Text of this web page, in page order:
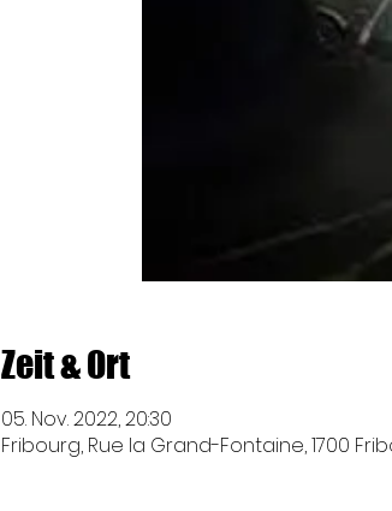
Zeit & Ort
05. Nov. 2022, 20:30
Fribourg, Rue la Grand-Fontaine, 1700